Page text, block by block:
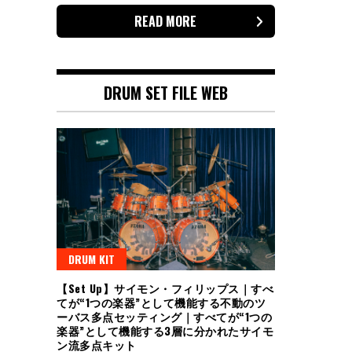
READ MORE
DRUM SET FILE WEB
DRUM KIT
【Set Up】サイモン・フィリップス｜すべ
てが“1つの楽器”として機能する不動のツ
ーバス多点セッティング｜すべてが“1つの
楽器”として機能する3層に分かれたサイモ
ン流多点キット